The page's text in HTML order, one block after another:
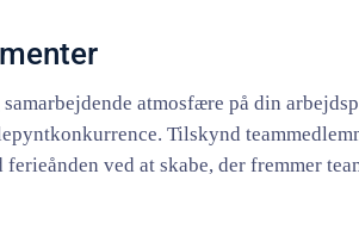
atmosfære på din
Tilskynd
ved at skabe, der fremmer